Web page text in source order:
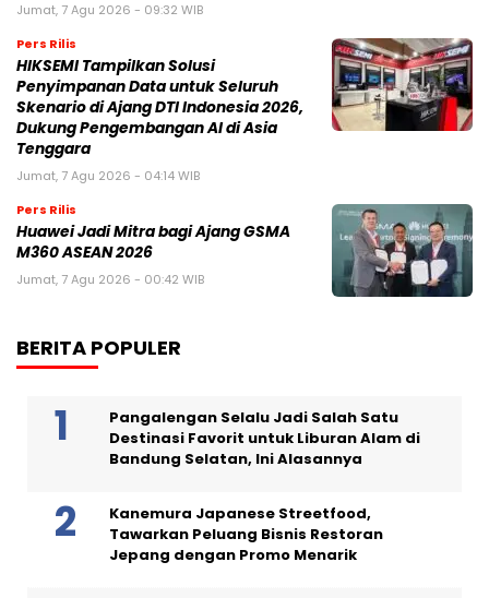
Jumat, 7 Agu 2026 - 09:32 WIB
Pers Rilis
HIKSEMI Tampilkan Solusi
Penyimpanan Data untuk Seluruh
Skenario di Ajang DTI Indonesia 2026,
Dukung Pengembangan AI di Asia
Tenggara
Jumat, 7 Agu 2026 - 04:14 WIB
Pers Rilis
Huawei Jadi Mitra bagi Ajang GSMA
M360 ASEAN 2026
Jumat, 7 Agu 2026 - 00:42 WIB
BERITA POPULER
Pangalengan Selalu Jadi Salah Satu
Destinasi Favorit untuk Liburan Alam di
Bandung Selatan, Ini Alasannya
Kanemura Japanese Streetfood,
Tawarkan Peluang Bisnis Restoran
Jepang dengan Promo Menarik